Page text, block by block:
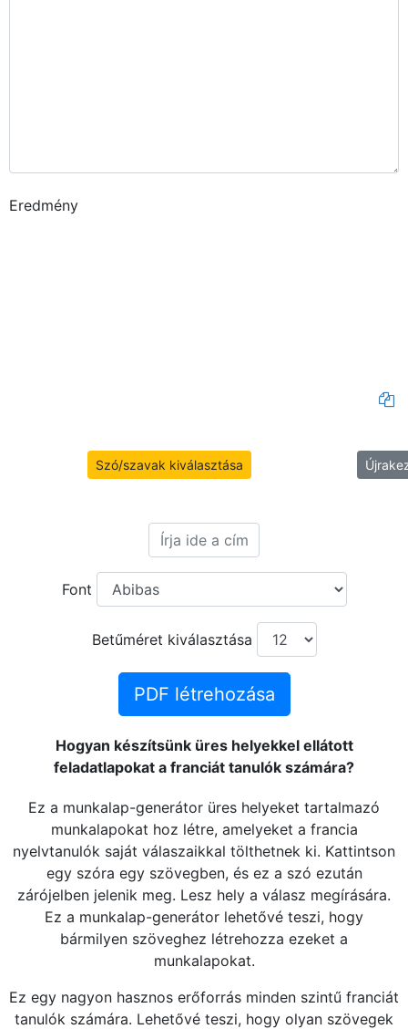
Eredmény
Szó/szavak kiválasztása
Font
Betűméret kiválasztása
PDF létrehozása
Hogyan készítsünk üres helyekkel ellátott
feladatlapokat a franciát tanulók számára?
Ez a munkalap-generátor üres helyeket tartalmazó
munkalapokat hoz létre, amelyeket a francia
nyelvtanulók saját válaszaikkal tölthetnek ki. Kattintson
egy szóra egy szövegben, és ez a szó ezután
zárójelben jelenik meg. Lesz hely a válasz megírására.
Ez a munkalap-generátor lehetővé teszi, hogy
bármilyen szöveghez létrehozza ezeket a
munkalapokat.
Ez egy nagyon hasznos erőforrás minden szintű franciát
tanulók számára. Lehetővé teszi, hogy olyan szövegek